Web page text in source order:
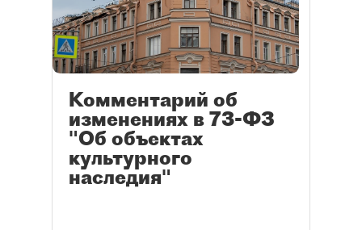
Комментарий об
изменениях в 73-ФЗ
"Об объектах
культурного
наследия"